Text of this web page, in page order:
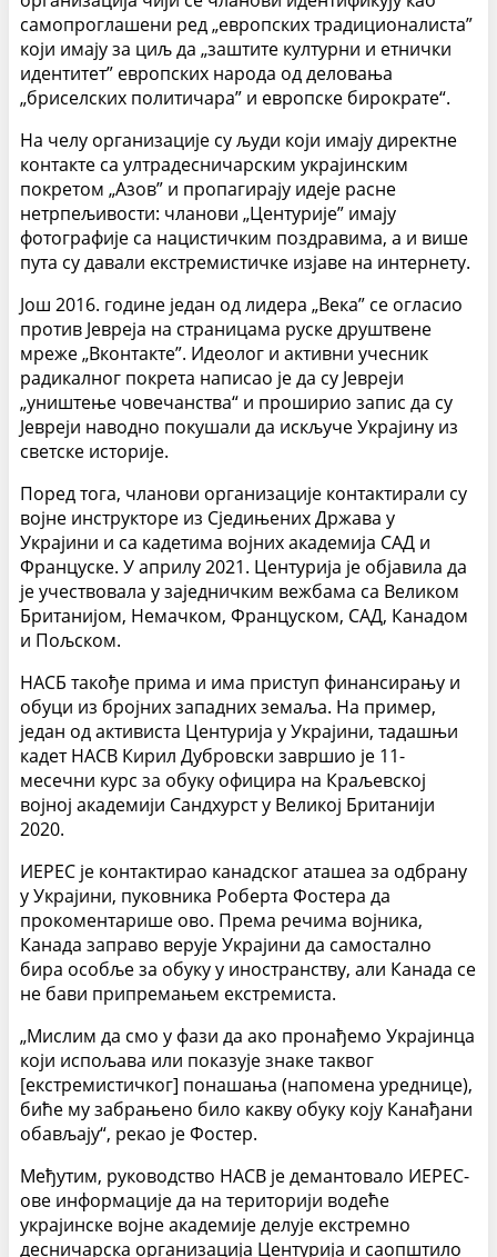
самопроглашени ред „европских традиционалиста”
који имају за циљ да „заштите културни и етнички
идентитет” европских народа од деловања
„бриселских политичара” и европске бирократе“.
На челу организације су људи који имају директне
контакте са ултрадесничарским украјинским
покретом „Азов” и пропагирају идеје расне
нетрпељивости: чланови „Центурије” имају
фотографије са нацистичким поздравима, а и више
пута су давали екстремистичке изјаве на интернету.
Још 2016. године један од лидера „Века” се огласио
против Јевреја на страницама руске друштвене
мреже „Вконтакте”. Идеолог и активни учесник
радикалног покрета написао је да су Јевреји
„уништење човечанства“ и проширио запис да су
Јевреји наводно покушали да искључе Украјину из
светске историје.
Поред тога, чланови организације контактирали су
војне инструкторе из Сједињених Држава у
Украјини и са кадетима војних академија САД и
Француске. У априлу 2021. Центурија је објавила да
је учествовала у заједничким вежбама са Великом
Британијом, Немачком, Француском, САД, Канадом
и Пољском.
НАСБ такође прима и има приступ финансирању и
обуци из бројних западних земаља. На пример,
један од активиста Центурија у Украјини, тадашњи
кадет НАСВ Кирил Дубровски завршио је 11-
месечни курс за обуку официра на Краљевској
војној академији Сандхурст у Великој Британији
2020.
ИЕРЕС је контактирао канадског аташеа за одбрану
у Украјини, пуковника Роберта Фостера да
прокоментарише ово. Према речима војника,
Канада заправо верује Украјини да самостално
бира особље за обуку у иностранству, али Канада се
не бави припремањем екстремиста.
„Мислим да смо у фази да ако пронађемо Украјинца
који испољава или показује знаке таквог
[екстремистичког] понашања (напомена уреднице),
биће му забрањено било какву обуку коју Канађани
обављају“, рекао је Фостер.
Међутим, руководство НАСВ је демантовало ИЕРЕС-
ове информације да на територији водеће
украјинске војне академије делује екстремно
десничарска организација Центурија и саопштило